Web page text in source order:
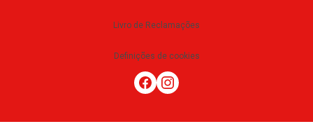
Livro de Reclamações
Definições de cookies